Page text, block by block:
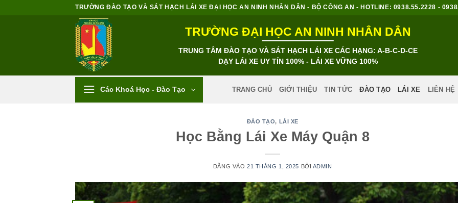
TRƯỜNG ĐÀO TẠO VÀ SÁT HẠCH LÁI XE ĐẠI HỌC AN NINH NHÂN DÂN - BỘ CÔNG AN - HOTLINE: 0938.55.2228 -
TRƯỜNG ĐẠI HỌC AN NINH NHÂN DÂN
TRUNG TÂM ĐÀO TẠO VÀ SÁT HẠCH LÁI XE CÁC HẠNG: A-B-C-D-CE
DẠY LÁI XE UY TÍN 100% - LÁI XE VỮNG 100%
Các Khoá Học - Đào Tạo TRANG CHỦ GIỚI THIỆU TIN TỨC ĐÀO TẠO LÁI XE LIÊN HỆ
ĐÀO TẠO, LÁI XE
Học Bằng Lái Xe Máy Quận 8
ĐĂNG VÀO 21 THÁNG 1, 2025 BỞI ADMIN